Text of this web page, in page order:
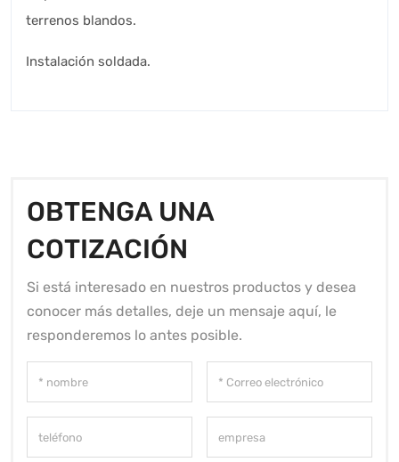
terrenos blandos.
Instalación soldada.
OBTENGA UNA
COTIZACIÓN
Si está interesado en nuestros productos y desea
conocer más detalles, deje un mensaje aquí, le
responderemos lo antes posible.